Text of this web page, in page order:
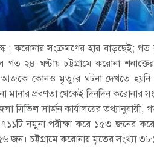
: করোনার সংক্রমণের হার বাড়ছেই;
গত ২৪ ঘণ্টায় চট্টগ্রামে করোনা
কোনও মৃত্যুর ঘটনা দেখতে হয়নি
না মানার প্রবণতা থেকেই দিনদিন
সিভিল সার্জন কার্যালয়ের
নমুনা পরীক্ষা করে ১৫৩ জনের
জন। চট্টগ্রামে করোনায় মৃতের সংখ্যা